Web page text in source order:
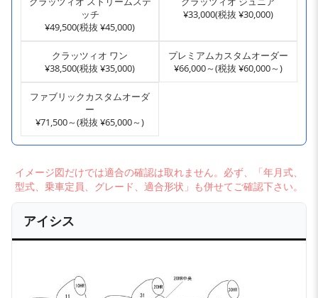
ッチ
¥49,500(税抜 ¥45,000)
¥33,000(税抜 ¥30,000)
クラッツィオ ワン
¥38,500(税抜 ¥35,000)
プレミアムカスタムオーダー
¥66,000～(税抜 ¥60,000～)
ファブリックカスタムオーダ
ー
¥71,500～(税抜 ¥65,000～)
イメージ図だけでは適合の確認は取れません。必ず、「年月式、
型式、乗車定員、グレード、適合形状」も併せてご確認下さい。
アイシス